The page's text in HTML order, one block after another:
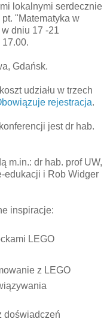
lokalnymi serdecznie
"Matematyka w
dniu 17 -21
17.00.
Gdańsk.
udziału w trzech
rejestracja.
jest dr hab.
m.in.: dr hab. prof UW,
edukacji i Rob Widger
inspiracje:
LEGO
z LEGO
doświadczeń